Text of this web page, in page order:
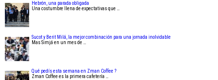
Hebrón, una parada obligada
Una costumbre llena de expectativas que …
Sucot y Berit Milá, la mejor combinación para una jornada inolvidable
Mas Simjá en un mes de …
Qué pedís esta semana en Zman Coffee ?
Zman Coffee es la primera cafetería …